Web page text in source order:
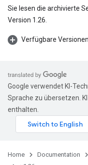
Sie lesen die archivierte
Version 1.26.
Verfügbare Versionen
Google verwendet KI-
Sprache zu übersetzen.
enthalten.
Home Documentation